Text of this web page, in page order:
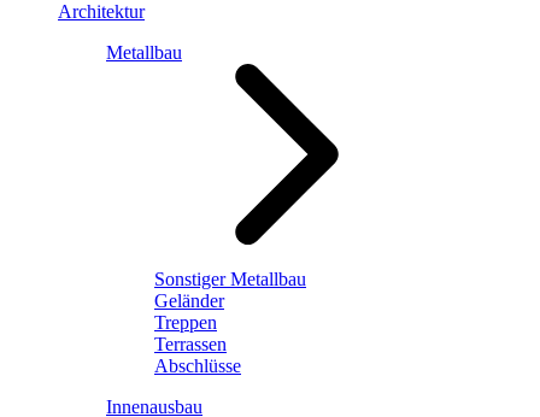
Architektur
Metallbau
Sonstiger Metallbau
Geländer
Treppen
Terrassen
Abschlüsse
Innenausbau